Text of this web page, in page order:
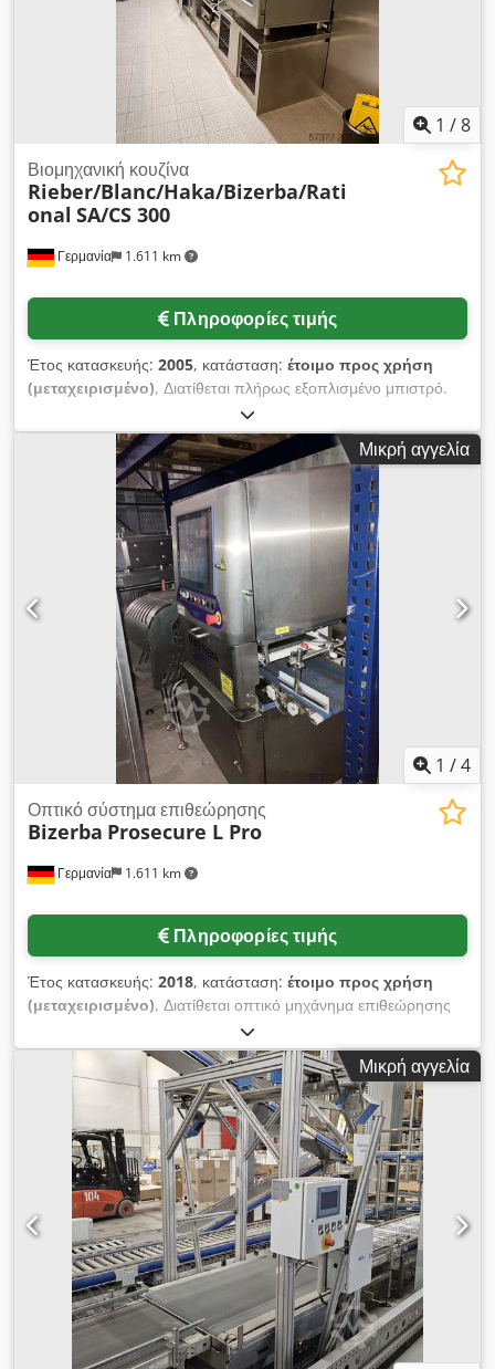
1 /8
Γερμανία 1.611 km
Βιομηχανική κουζίνα
Rieber/Blanc/Haka/Bizerba/Rati
onal SA/CS 300
Πληροφορίες τιμής
Έτος κατασκευής: 2005, κατάσταση: έτοιμο προς χρήση
(μεταχειρισμένο), Διατίθεται πλήρως εξοπλισμένο μπιστρό.
Συστατικά: 1) Πλυντήριο πιάτων με διέλευση. 2) Έπιπλα. 3)
Μικρή και μεγάλη κουζίνα. 4) Εξοπλισμός πελατών όπως
τραπέζια, καρέκλες και πάγκοι αυτοεξυπηρέτησης. 5) Ψυγεία.
6) Φριτέζες και γκριλ. 7) Ταμειακές μηχανές και ζυγαριές. 8)
Σκεύη, πιάτα κτλ. 9) Σύστημα απορρόφησης και φίλτρανσης.
Διαθέσιμη τεκμηρίωση. Δυνατή η επίσκεψη στο χώρο.
Dcodpfxoxc Nhmj Abkok
Μικρή αγγελία
1 /4
Γερμανία 1.611 km
Οπτικό σύστημα επιθεώρησης
Bizerba Prosecure L Pro
Πληροφορίες τιμής
Έτος κατασκευής: 2018, κατάσταση: έτοιμο προς χρήση
(μεταχειρισμένο), Διατίθεται οπτικό μηχάνημα επιθεώρησης
Bizerba για έλεγχο ετικετών και σφραγίδων σε γραμμές
συσκευασίας. Τεχνολογία κάμερας: διαμόρφωση διπλής
κάμερας, τοποθέτηση κάμερας: πάνω και κάτω πλευρά,
ταχύτητα ταινιόδρομου: 90μ/λεπτό, διαστάσεις μηχανής X/Y/Z:
περ. 2100mm/900mm/1600mm, βάρος: περ. 600kg.
Παρέχεται τεκμηρίωση. Η επιθεώρηση επί τόπου είναι δυνατή.
Dcjdpfx Aow Duvzjbksk
Μικρή αγγελία